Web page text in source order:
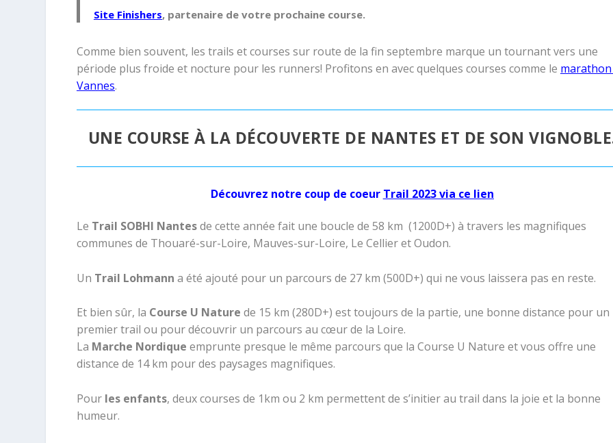
Site Finishers, partenaire de votre prochaine course.
Comme bien souvent, les trails et courses sur route de la fin septembre marque un tournant vers une
période plus froide et nocture pour les runners! Profitons en avec quelques courses comme le
Vannes.
UNE COURSE À LA DÉCOUVERTE DE NANTES ET DE SON
Découvrez notre coup de coeur Trail 2023 via ce lien
Le Trail SOBHI Nantesde cette année fait une boucle de 58 km (1200D+) à travers les magnifiques
communes de Thouaré-sur-Loire, Mauves-sur-Loire, Le Cellier et Oudon.
Un Trail Lohmann a été ajouté pour un parcours de 27 km (500D+) qui ne vous laissera pas en reste.
Et bien sûr, la Course U Nature de 15 km (280D+) est toujours de la partie, une bonne distance pour un
premier trail ou pour découvrir un parcours au cœur de la Loire.
La Marche Nordique emprunte presque le même parcours que la Course U Nature et vous offre une
distance de 14 km pour des paysages magnifiques.
Pour les enfants, deux courses de 1km ou 2 km permettent de s’initier au trail dans la joie et la bonne
humeur.